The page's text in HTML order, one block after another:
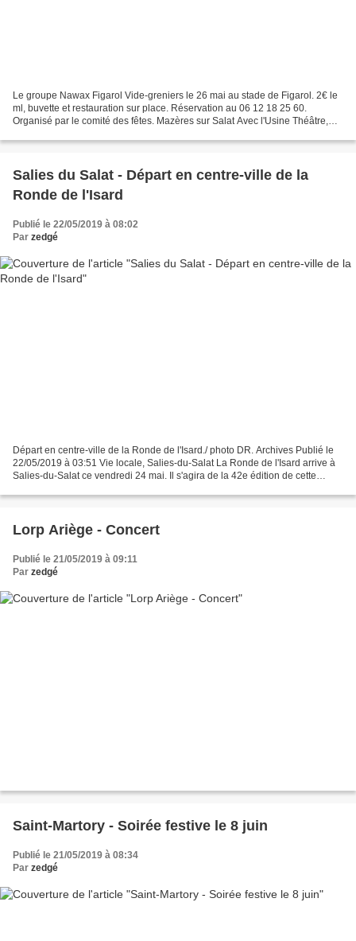
Le groupe Nawax Figarol Vide-greniers le 26 mai au stade de Figarol. 2€ le
ml, buvette et restauration sur place. Réservation au 06 12 18 25 60.
Organisé par le comité des fêtes. Mazères sur Salat Avec l'Usine Théâtre,
Salies du Salat - Départ en centre-ville de la
Ronde de l'Isard
Publié le 22/05/2019 à 08:02
Par zedgé
Départ en centre-ville de la Ronde de l'Isard./ photo DR. Archives Publié le
22/05/2019 à 03:51 Vie locale, Salies-du-Salat La Ronde de l'Isard arrive à
Salies-du-Salat ce vendredi 24 mai. Il s'agira de la 42e édition de cette
Lorp Ariège - Concert
Publié le 21/05/2019 à 09:11
Par zedgé
Saint-Martory - Soirée festive le 8 juin
Publié le 21/05/2019 à 08:34
Par zedgé